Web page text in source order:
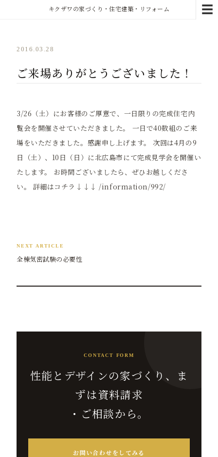
☰
キクザワの家づくり・住宅建築・リフォーム
2016.03.28
ご来場ありがとうございました！
3/26（土）にお客様のご厚意で、一日限りの完成住宅内
覧会を開催させていただきました。 一日で40数組のご来
場をいただきました。感謝申し上げます。 次回は4月の9
日（土）、10日（日）に北広島市にて完成見学会を開催い
たします。 お時間ございましたら、ぜひお越しくださ
い。 詳細はコチラ↓↓↓ /information/992/
NEXT ARTICLE
全棟気密試験の必要性
CONTACT FORM
性能とデザインの家づくり、ま
ずは資料請求
・ご相談から。
お問い合わせをしてみる